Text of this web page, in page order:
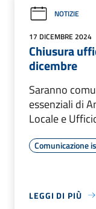
NOTIZIE
17 DICEMBRE 2024
Chiusura
dicembre
Saranno
essenziali di
Locale e
Comunicazione
LEGGI DI PIÙ